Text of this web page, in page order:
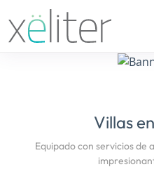
Villas
Equipado con servicios de